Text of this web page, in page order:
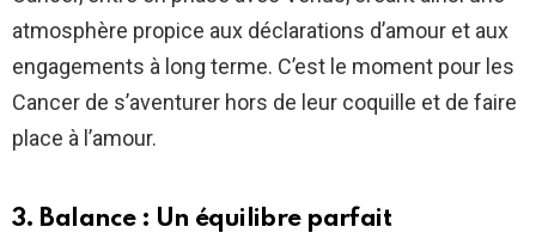
atmosphère propice aux déclarations d’amour et aux
engagements à long terme. C’est le moment pour les
Cancer de s’aventurer hors de leur coquille et de faire
place à l’amour.
3. Balance : Un équilibre parfait